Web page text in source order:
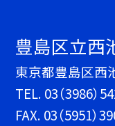
豊島区立西
東京都豊島区西
TEL. 03（3986）
FAX. 03（5951）